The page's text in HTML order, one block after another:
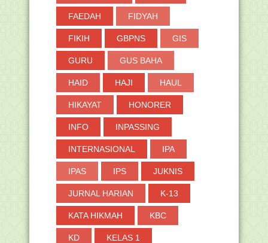
FAEDAH FIDYAH
FIKIH GBPNS GIS
GURU GUS BAHA
HAID HAJI HAUL
HIKAYAT HONORER
INFO INPASSING
INTERNASIONAL IPA
IPAS IPS JUKNIS
JURNAL HARIAN K-13
KATA HIKMAH KBC
KD KELAS 1